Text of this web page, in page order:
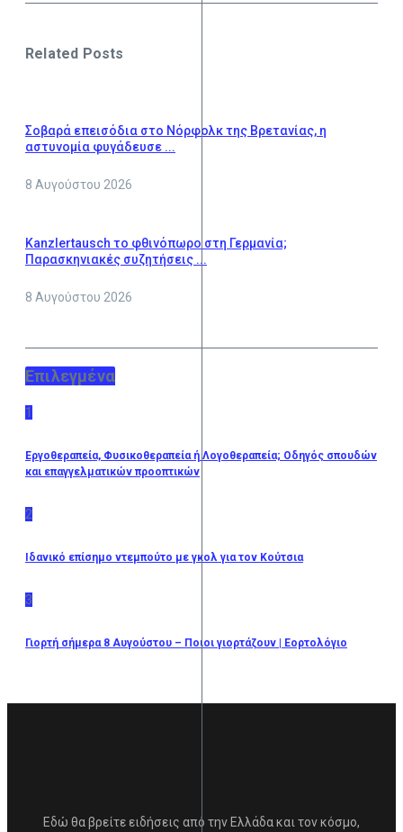
Related Posts
Σοβαρά επεισόδια στο Νόρφολκ της Βρετανίας, η
αστυνομία φυγάδευσε ...
8 Αυγούστου 2026
Kanzlertausch το φθινόπωρο στη Γερμανία;
Παρασκηνιακές συζητήσεις ...
8 Αυγούστου 2026
Επιλεγμένα
1
Εργοθεραπεία, Φυσικοθεραπεία ή Λογοθεραπεία; Οδηγός σπουδών
και επαγγελματικών προοπτικών
2
Ιδανικό επίσημο ντεμπούτο με γκολ για τον Κούτσια
3
Γιορτή σήμερα 8 Αυγούστου – Ποιοι γιορτάζουν | Εορτολόγιο
Εδώ θα βρείτε ειδήσεις από την Ελλάδα και τον κόσμο,